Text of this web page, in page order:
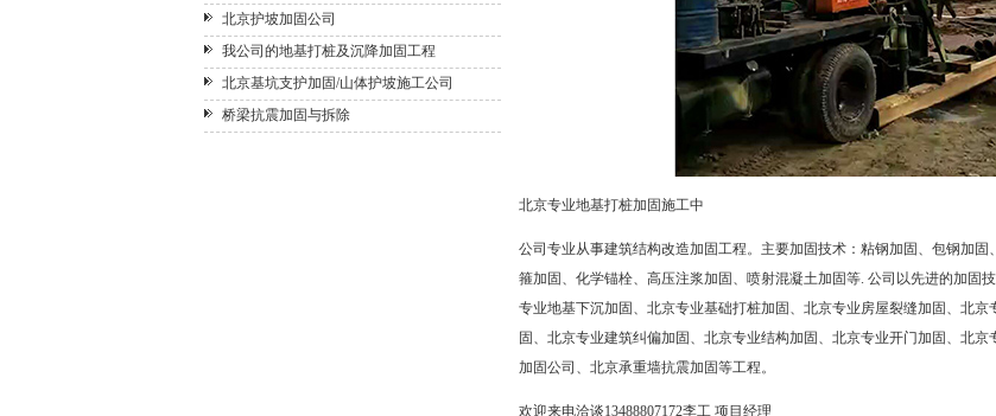
北京护坡加固公司
我公司的地基打桩及沉降加固工程
北京基坑支护加固/山体护坡施工公司
桥梁抗震加固与拆除
北京专业地基打桩加固施工中
公司专业从事建筑结构改造加固工程。主要加固技术：粘钢加固、包钢加
箍加固、化学锚栓、高压注浆加固、喷射混凝土加固等. 公司以先进的加固技
专业地基下沉加固、北京专业基础打桩加固、北京专业房屋裂缝加固、北
固、北京专业建筑纠偏加固、北京专业结构加固、北京专业开门加固、北京
加固公司 、北京承重墙抗震加固等工程。
欢迎来电洽谈13488807172李工 项目经理